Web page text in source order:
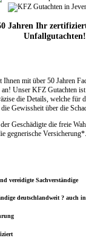
Jahren Ihr
Unfallgutachten!
Ihnen mit über 50 Jahren
an! Unser KFZ Gutachten
die Details, welche für
Gewissheit über die
Geschädigte die freie
gegnerische Versicherung*.
vereidigte Sachverständige
deutschlandweit ? auch